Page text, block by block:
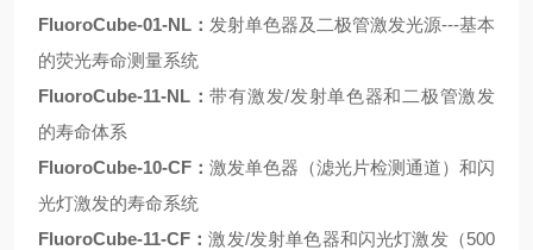
FluoroCube-01-NL： 发射单色器及二极管激发光源---基本
的荧光寿命测量系统
FluoroCube-11-NL：带有激发/发射单色器和二极管激发
的寿命体系
FluoroCube-10-CF： 激发单色器（滤光片检测通道）和闪
光灯激发的寿命系统
FluoroCube-11-CF：激发/发射单色器和闪光灯激发（500